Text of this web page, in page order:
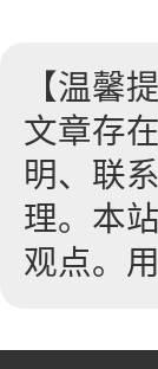
【温馨
文章存
明、联
理。本
观点。